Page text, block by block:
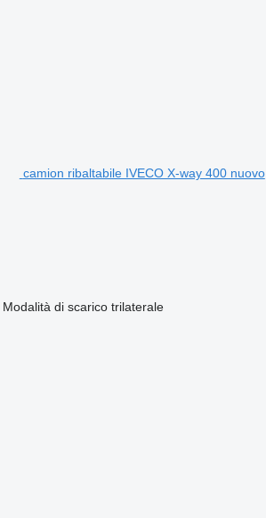
camion ribaltabile IVECO X-way 400 nuovo
Modalità di scarico trilaterale